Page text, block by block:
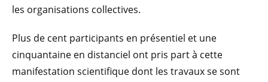
les organisations collectives.
Plus de cent participants en présentiel et une
cinquantaine en distanciel ont pris part à cette
manifestation scientifique dont les travaux se sont